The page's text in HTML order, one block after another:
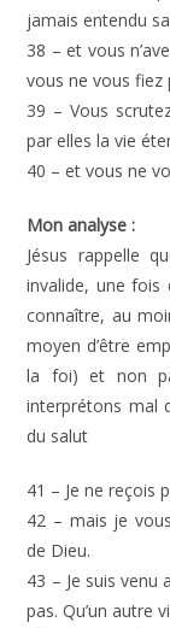
jamais entendu
38 – et vous
vous ne vous fiez
39 – Vous
par elles la vie
40 – et vous ne
Mon analyse :
Jésus rappelle
invalide, une fois
connaître, au
moyen d’être
la foi) et non
interprétons mal
du salut
41 – Je ne reçois
42 – mais je
de Dieu.
43 – Je suis
pas. Qu’un autre